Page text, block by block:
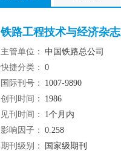
铁路工程技术与经济杂志
主管单位： 中国铁路总公司
快捷分类： 0
国际刊号：
1007-9890
创刊时间：
1986
见刊时间：
1个月内
影响因子： 0.258
期刊级别：
国家级期刊